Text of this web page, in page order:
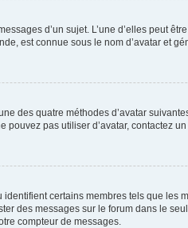
d’un sujet. L’une d’elles peut
est connue sous le nom d’avatar et
des quatre méthodes d’avatar
pas utiliser d’avatar, contactez
certains membres tels que les
des messages sur le forum dans le
compteur de messages.